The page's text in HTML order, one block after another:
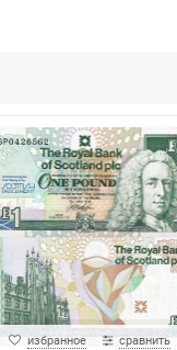
избранное сравнить